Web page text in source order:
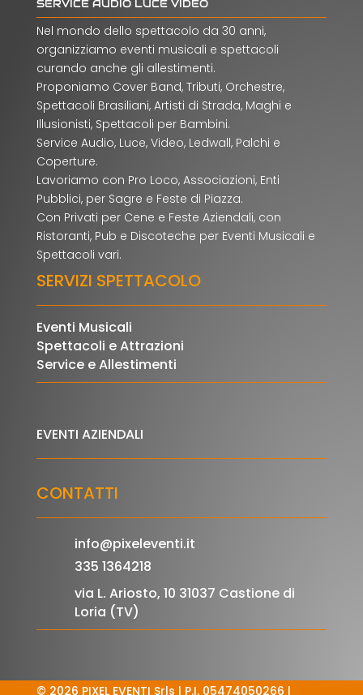
SERVICE AUDIO LUCE VIDEO
Nel mondo dello spettacolo da 30 anni,
organizziamo eventi musicali e spettacoli
curando anche gli allestimenti.
Proponiamo Cover Band, Tributi, Orchestre,
Spettacoli Brasiliani, Artisti di Strada, Maghi e
Illusionisti, Spettacoli per Bambini.
Service Audio, Luce, Video, Ledwall, Palchi e
Coperture.
Lavoriamo con Pro Loco, Associazioni, Enti
Pubblici, per Sagre e Feste di Piazza.
Con Privati per Cene e Feste Aziendali, con
Ristoranti, Pub e Discoteche per Eventi Musicali e
Spettacoli vari.
SERVIZI SPETTACOLO
Eventi Musicali
Spettacoli e Attrazioni
Service e Allestimenti
EVENTI AZIENDALI
CONTATTI
info@pixeleventi.it
335 1364218
via L. Ariosto, 10 31037 Castione di
Loria (TV)
© 2026 PIXEL EVENTI Srls | P.I. 05474050266 |